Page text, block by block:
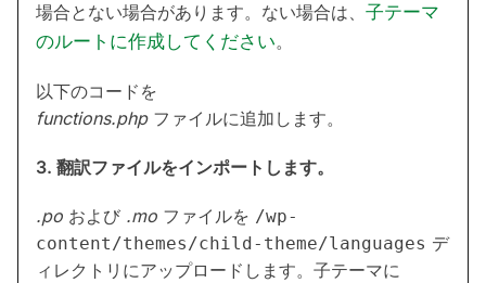
場合とない場合があります。ない場合は、 子テーマ
のルートに作成してください。
以下のコードを
functions.phpファイルに追加します。
3. 翻訳ファイルをインポートします。
.po および .mo ファイルを /wp-
content/themes/child-theme/languages デ
ィレクトリにアップロードします。子テーマに